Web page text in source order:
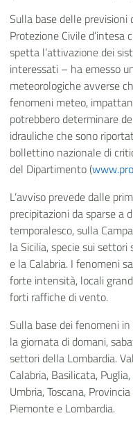
Sulla base delle
Protezione Civile
spetta l’attivazione dei
interessati – ha emesso
meteorologiche avverse
fenomeni meteo,
potrebbero determinare
idrauliche che sono
bollettino nazionale di
del Dipartimento (
L’avviso prevede dalle
precipitazioni da sparse a
temporalesco, sulla
la Sicilia, specie sui
e la Calabria. I fenomeni
forte intensità, locali
forti raffiche di vento.
Sulla base dei fenomeni
la giornata di domani,
settori della Lombardia.
Calabria, Basilicata,
Umbria, Toscana,
Piemonte e Lombardia.